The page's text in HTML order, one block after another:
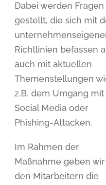
Dabei werden Fragen
gestellt, die sich mit
Richtlinien befassen
auch mit aktuellen
Themenstellungen
z.B. dem Umgang mit
Social Media oder
Phishing-Attacken.
Im Rahmen der
Maßnahme geben wir
den Mitarbeitern die